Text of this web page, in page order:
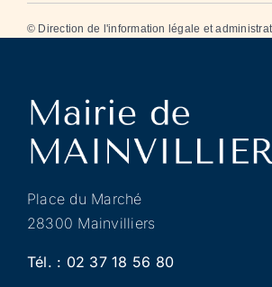
© Direction de l'information légale et
Place du Marché
28300 Mainvilliers
Tél. : 02 37 18 56 80